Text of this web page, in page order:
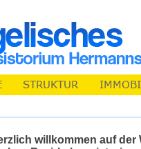
willkommen auf der